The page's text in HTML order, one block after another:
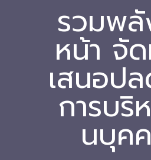
-- มาตรฐานข้อมูลและมาต
-- สถานศึกษานำร่อง
-- EdusandboxGM
-- วีดิทัศน์นำเสนอสถานศึ
-- ปฏิทินการขับเคลื่อนพื้น
รวมพลั
หน้า จั
เสนอป
การบริ
นบุค